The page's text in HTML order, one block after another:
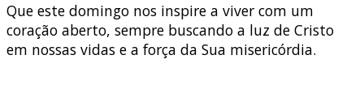
Que este domingo nos inspire a viver com um
coração aberto, sempre buscando a luz de Cristo
em nossas vidas e a força da Sua misericórdia.